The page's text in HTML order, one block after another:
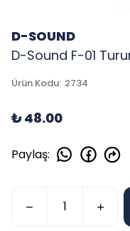
D-SOUND
D-Sound F-01
Ürün Kodu: 2734
₺ 48.00
Paylaş: